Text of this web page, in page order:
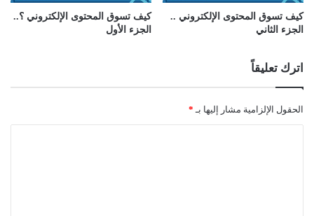
كيف تسوق المحتوى الإلكتروني ..
الجزء الثاني
كيف تسوق المحتوى الإلكتروني ؟..
الجزء الأول
اترك تعليقاً
الحقول الإلزامية مشار إليها بـ *